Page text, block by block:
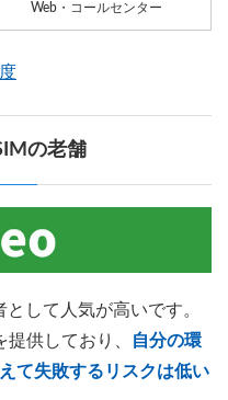
Web・コールセンター
の老舗
して人気が高いです。
供しており、
自分の環
て失敗するリスクは低い